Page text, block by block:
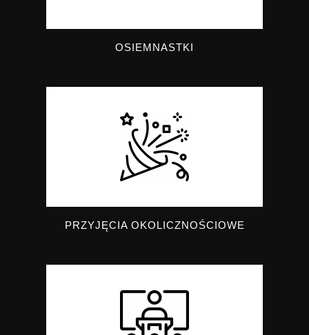
OSIEMNASTKI
PRZYJĘCIA OKOLICZNOŚCIOWE